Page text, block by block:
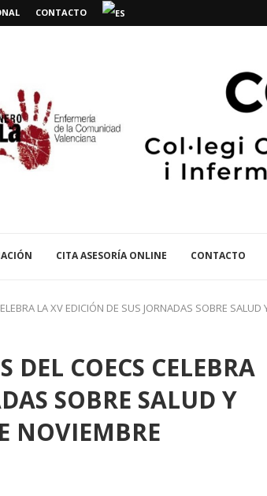
CONTACTO
CITA ASESORÍA ONLINE CONTACTO
LA XV EDICIÓN DE SUS JORNADAS SOBRE
COECS CELEBRA
SOBRE SALUD Y
NOVIEMBRE